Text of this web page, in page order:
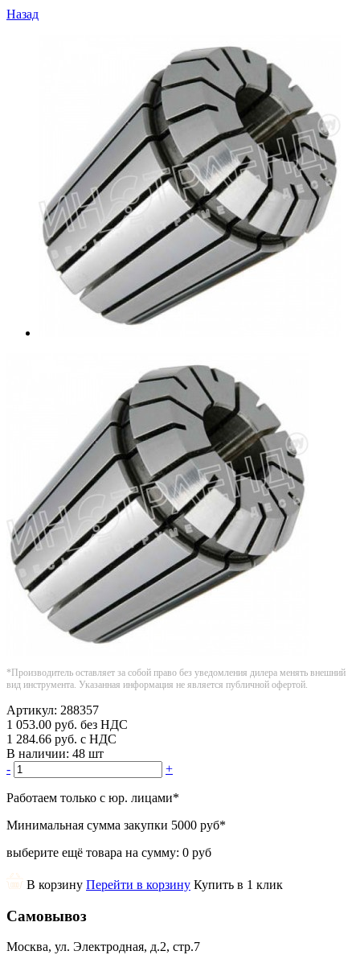
Назад
*Производитель оставляет за собой право без уведомления дилера менять внешний
вид инструмента. Указанная информация не является публичной офертой.
Артикул: 288357
1 053.00 руб. без НДС
1 284.66 руб. с НДС
В наличии: 48 шт
-
+
Работаем только с юр. лицами*
Минимальная сумма закупки 5000 руб*
выберите ещё товара на сумму: 0 руб
В корзину Перейти в корзину Купить в 1 клик
Самовывоз
Москва, ул. Электродная, д.2, стр.7